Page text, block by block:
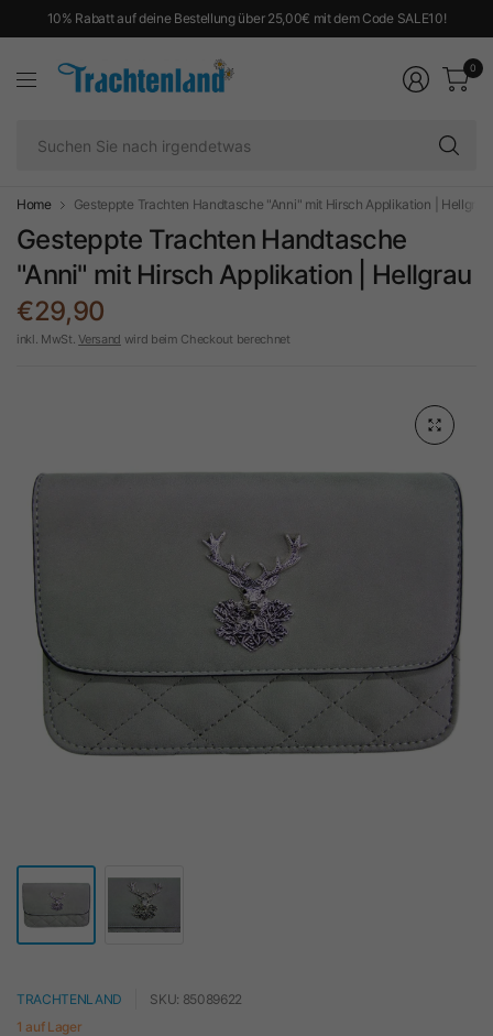
10% Rabatt auf deine Bestellung über 25,00€ mit dem Code SALE10!
0
Home Gesteppte Trachten Handtasche "Anni" mit Hirsch Applikation | Hellgrau
Gesteppte Trachten Handtasche
"Anni" mit Hirsch Applikation | Hellgrau
€29,90
inkl. MwSt.Versand wird beim Checkout berechnet
TRACHTENLAND
SKU: 85089622
1 auf Lager